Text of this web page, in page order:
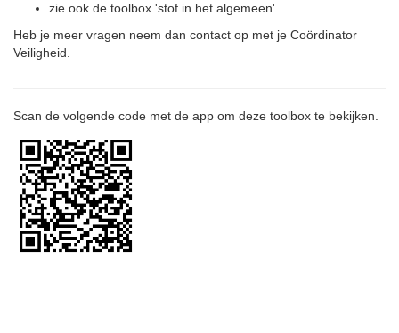
zie ook de toolbox 'stof in het algemeen'
Heb je meer vragen neem dan contact op met je Coördinator
Veiligheid.
Scan de volgende code met de app om deze toolbox te bekijken.